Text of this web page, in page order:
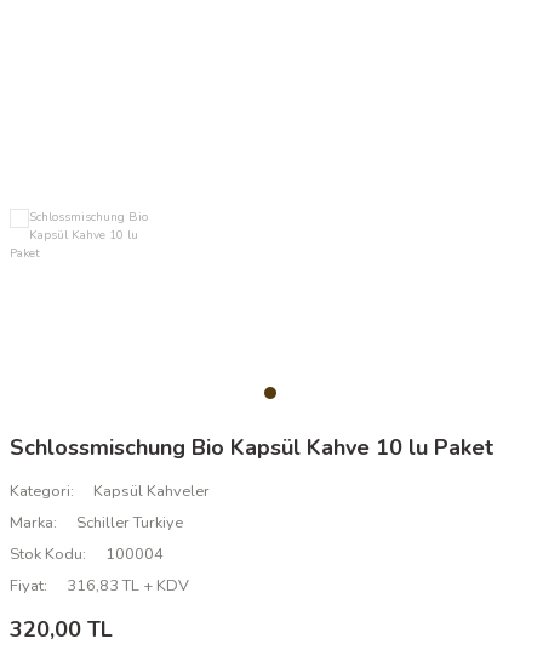
Schlossmischung Bio Kapsül Kahve 10 lu Paket
Kategori
Kapsül Kahveler
Marka
Schiller Turkiye
Stok Kodu
100004
Fiyat
316,83 TL + KDV
320,00 TL